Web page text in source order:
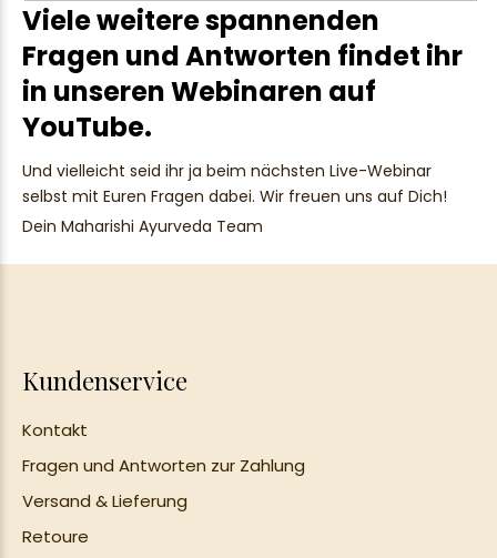
Viele weitere spannenden
Fragen und Antworten findet ihr
in unseren Webinaren auf
YouTube.
Und vielleicht seid ihr ja beim nächsten Live-Webinar
selbst mit Euren Fragen dabei. Wir freuen uns auf Dich!
Dein Maharishi Ayurveda Team
Kundenservice
Kontakt
Fragen und Antworten zur Zahlung
Versand & Lieferung
Retoure